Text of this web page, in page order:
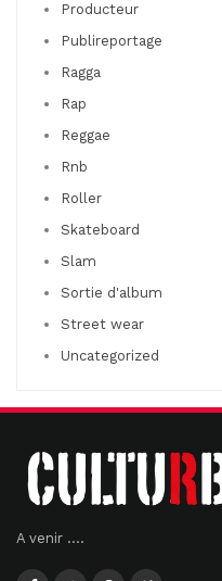
Producteur
Publireportage
Ragga
Rap
Reggae
Rnb
Roller
Skateboard
Slam
Sortie d'album
Street wear
Uncategorized
A venir ....